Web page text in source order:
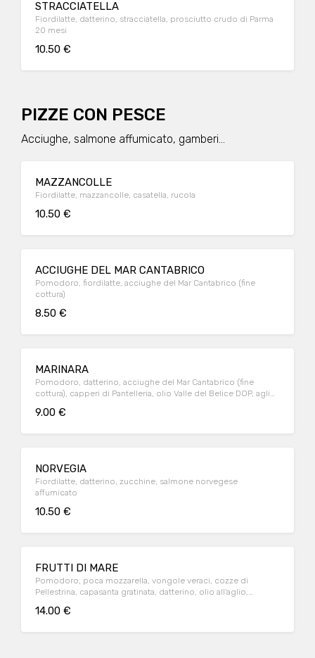
STRACCIATELLA
Fiordilatte, datterino, stracciatella, prosciutto crudo di Parma
20 mesi
10.50 €
PIZZE CON PESCE
Acciughe, salmone affumicato, gamberi...
MAZZANCOLLE
Fiordilatte, mazzancolle, casatella, rucola
10.50 €
ACCIUGHE DEL MAR CANTABRICO
Pomodoro, fiordilatte, acciughe del Mar Cantabrico (fine
cottura)
8.50 €
MARINARA
Pomodoro, datterino, acciughe del Mar Cantabrico (fine
cottura), capperi di Pantelleria, olio Valle del Belice DOP, aglio,
9.00 €
NORVEGIA
Fiordilatte, datterino, zucchine, salmone norvegese
affumicato
10.50 €
FRUTTI DI MARE
Pomodoro, poca mozzarella, vongole veraci, cozze di
Pellestrina, capasanta gratinata, datterino, olio all'aglio,
14.00 €